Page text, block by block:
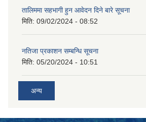
तालिममा सहभागी हुन आवेदन दिने बारे सूचना
मिति: 09/02/2024 - 08:52
नतिजा प्रकाशन सम्बन्धि सूचना
मिति: 05/20/2024 - 10:51
अन्य